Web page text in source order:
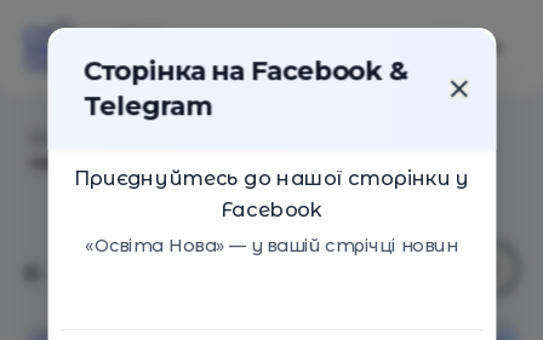
Сторінка на Facebook &
Telegram
Приєднуйтесь до нашої сторінки у
Facebook
«Освіта Нова» — у вашій стрічці новин